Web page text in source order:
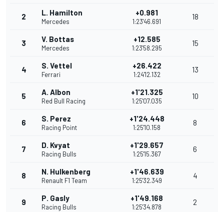
2 L. Hamilton
Mercedes
+0.981
1:23'46.691
18
3 V. Bottas
Mercedes
+12.585
1:23'58.295
15
4 S. Vettel
Ferrari
+26.422
1:24'12.132
13
5 A. Albon
Red Bull Racing
+1'21.325
1:25'07.035
10
6 S. Perez
Racing Point
+1'24.448
1:25'10.158
8
7 D. Kvyat
Racing Bulls
+1'29.657
1:25'15.367
6
8 N. Hulkenberg
Renault F1 Team
+1'46.639
1:25'32.349
4
9 P. Gasly
Racing Bulls
+1'49.168
1:25'34.878
2